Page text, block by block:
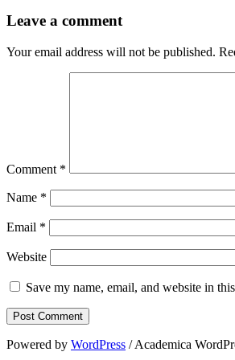
Leave a comment
Your email address will not be published.
Comment *
Name *
Email *
Website
Save my name, email, and website in
Powered by WordPress / Academica